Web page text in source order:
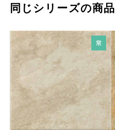
同じシリーズの商品